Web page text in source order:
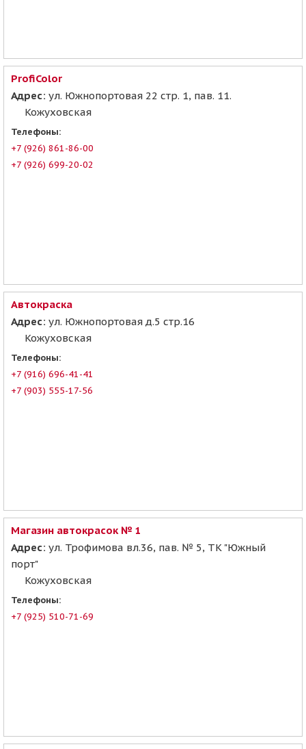
ProfiColor
Адрес: ул. Южнопортовая 22 стр. 1, пав. 11.
Кожуховская
Телефоны:
+7 (926) 861-86-00
+7 (926) 699-20-02
Автокраска
Адрес: ул. Южнопортовая д.5 стр.16
Кожуховская
Телефоны:
+7 (916) 696-41-41
+7 (903) 555-17-56
Магазин автокрасок № 1
Адрес: ул. Трофимова вл.36, пав. № 5, ТК "Южный
порт"
Кожуховская
Телефоны:
+7 (925) 510-71-69